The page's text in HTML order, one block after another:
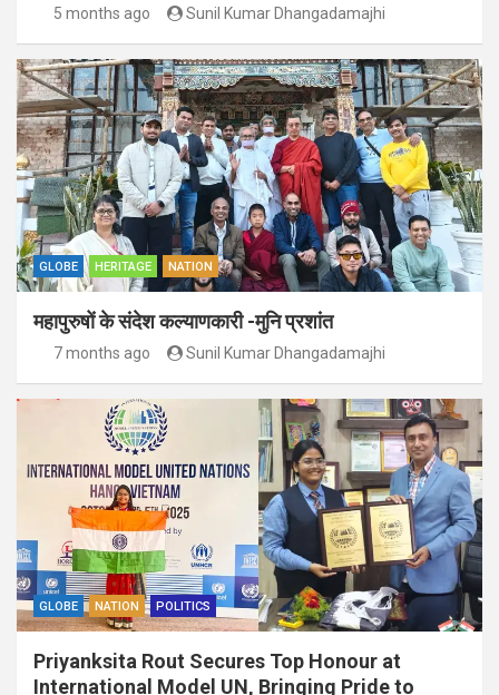
5 months ago Sunil Kumar Dhangadamajhi
GLOBE HERITAGE NATION
महापुरुषों के संदेश कल्याणकारी -मुनि प्रशांत
7 months ago Sunil Kumar Dhangadamajhi
GLOBE NATION POLITICS
Priyanksita Rout Secures Top Honour at
International Model UN, Bringing Pride to